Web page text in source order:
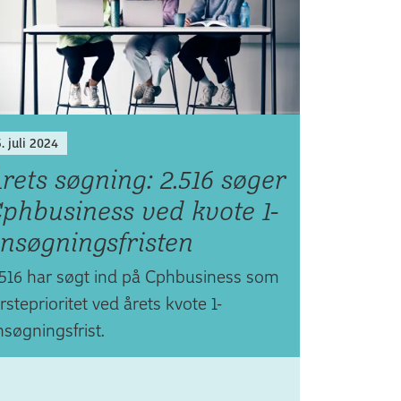
juli 2024
søgning: 2.516 søger
ved kvote 1-
har søgt ind på Cphbusiness som
ved årets kvote 1-